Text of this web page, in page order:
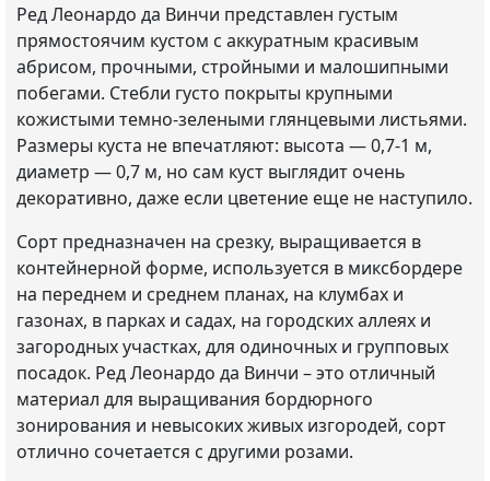
Ред Леонардо да Винчи представлен густым
прямостоячим кустом с аккуратным красивым
абрисом, прочными, стройными и малошипными
побегами. Стебли густо покрыты крупными
кожистыми темно-зелеными глянцевыми листьями.
Размеры куста не впечатляют: высота — 0,7-1 м,
диаметр — 0,7 м, но сам куст выглядит очень
декоративно, даже если цветение еще не наступило.
Сорт предназначен на срезку, выращивается в
контейнерной форме, используется в миксбордере
на переднем и среднем планах, на клумбах и
газонах, в парках и садах, на городских аллеях и
загородных участках, для одиночных и групповых
посадок. Ред Леонардо да Винчи – это отличный
материал для выращивания бордюрного
зонирования и невысоких живых изгородей, сорт
отлично сочетается с другими розами.